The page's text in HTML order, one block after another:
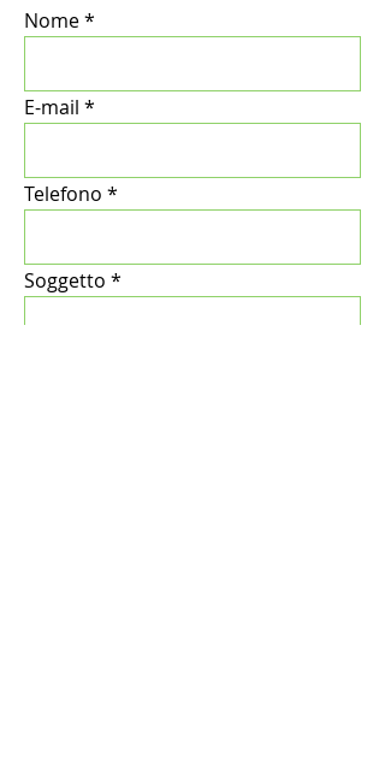
Nome
E-mail
Telefono
Soggetto